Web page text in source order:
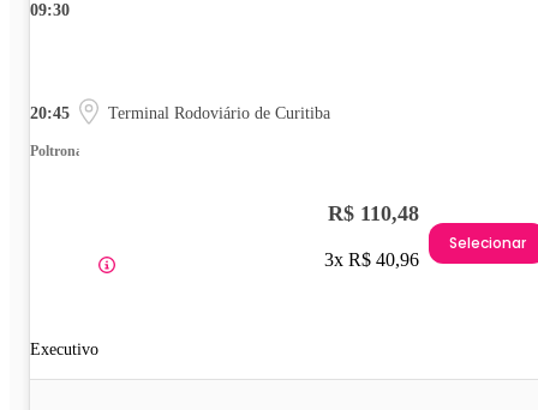
09:30
20:45 Terminal Rodoviário de Curitiba
Poltrona
Executivo
R$ 110,48
3x R$ 40,96
Selecionar